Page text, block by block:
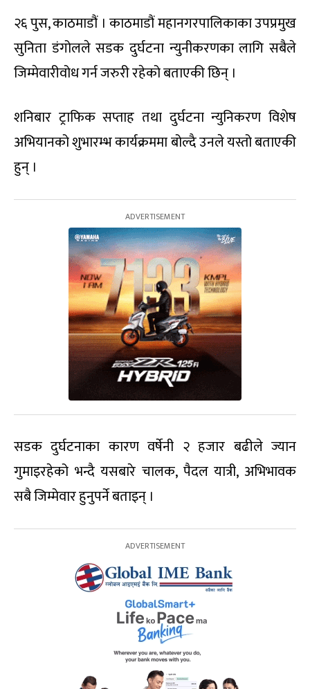
२६ पुस, काठमाडौं । काठमाडौं महानगरपालिकाका उपप्रमुख
सुनिता डंगोलले सडक दुर्घटना न्युनीकरणका लागि सबैले
जिम्मेवारीवोध गर्न जरुरी रहेको बताएकी छिन् ।
शनिबार ट्राफिक सप्ताह तथा दुर्घटना न्युनिकरण विशेष
अभियानको शुभारम्भ कार्यक्रममा बोल्दै उनले यस्तो बताएकी
हुन् ।
सडक दुर्घटनाका कारण वर्षेनी २ हजार बढीले ज्यान
गुमाइरहेको भन्दै यसबारे चालक, पैदल यात्री, अभिभावक
सबै जिम्मेवार हुनुपर्ने बताइन् ।